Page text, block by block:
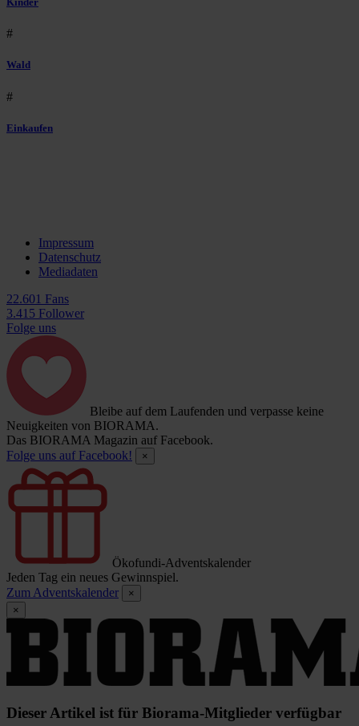
#
Wald
#
Einkaufen
Impressum
Datenschutz
Mediadaten
22.601 Fans
3.415 Follower
Folge uns
Bleibe auf dem Laufenden und verpasse keine
Neuigkeiten von BIORAMA.
Das BIORAMA Magazin auf Facebook.
Folge uns auf Facebook!
×
Ökofundi-Adventskalender
Jeden Tag ein neues Gewinnspiel.
Zum Adventskalender
×
×
Dieser Artikel ist für Biorama-Mitglieder verfügbar